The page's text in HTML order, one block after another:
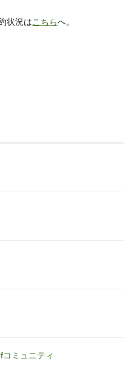
状況はこちらへ。
ミュニティ